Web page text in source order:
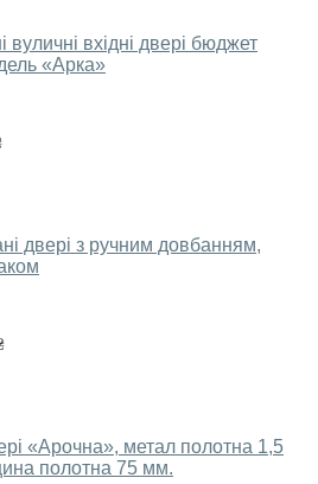
інших факторів. Підбір
індивідуально для
робите?
можуть зробити замір та
та візерунків. Після виміру та
оформити заявку, не
викликати замірника?
коштує 450 грн.
вхідних дверей?
вуличні вхідні двері бюджет
«Арка»
двері з ручним довбанням,
«Арочна», метал полотна 1,5
полотна 75 мм.